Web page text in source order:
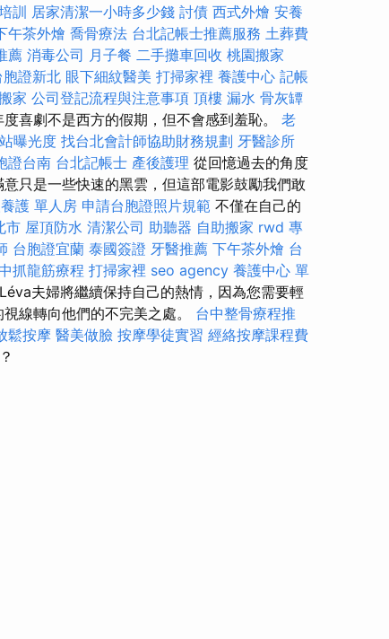
訓 居家清潔一小時多少錢 討債 西式外燴 安養
午茶外燴 喬骨療法 台北記帳士推薦服務 土葬費
薦 消毒公司 月子餐 二手攤車回收 桃園搬家
胞證新北 眼下細紋醫美 打掃家裡 養護中心 記帳
家 公司登記流程與注意事項 頂樓 漏水 骨灰罈
度喜劇不是西方的假期，但不會感到羞恥。 老
曝光度 找台北會計師協助財務規劃 牙醫診所
證台南 台北記帳士 產後護理 從回憶過去的角度
只是一些快速的黑雲，但這部電影鼓勵我們敢
護 單人房 申請台胞證照片規範 不僅在自己的
市 屋頂防水 清潔公司 助聽器 自助搬家 rwd 專
台胞證宜蘭 泰國簽證 牙醫推薦 下午茶外燴 台
抓龍筋療程 打掃家裡 seo agency 養護中心 單
夫婦將繼續保持自己的熱情，因為您需要輕
線轉向他們的不完美之處。 台中整骨療程推
鬆按摩 醫美做臉 按摩學徒實習 經絡按摩課程費